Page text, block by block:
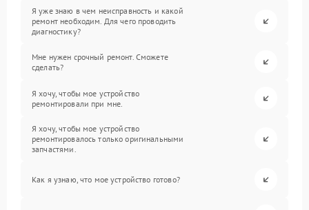
Я уже знаю в чем неисправность и какой
ремонт необходим. Для чего проводить
диагностику?
Мне нужен срочный ремонт. Сможете
сделать?
Я хочу, чтобы мое устройство
ремонтировали при мне.
Я хочу, чтобы мое устройство
ремонтировалось только оригинальными
запчастями.
Как я узнаю, что мое устройство готово?